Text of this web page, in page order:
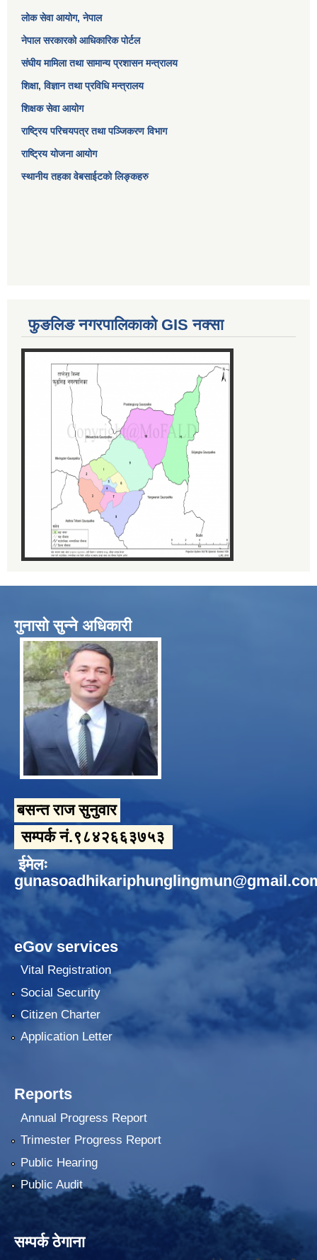
लोक सेवा आयोग, नेपाल
नेपाल सरकारको आधिकारिक पोर्टल
संघीय मामिला तथा सामान्य प्रशासन मन्त्रालय
शिक्षा, विज्ञान तथा प्रविधि मन्त्रालय
शिक्षक सेवा आयोग
राष्ट्रिय परिचयपत्र तथा पञ्जिकरण विभाग
राष्ट्रिय योजना आयोग
स्थानीय तहका वेबसाईटको लिङ्कहरु
फुङलिङ नगरपालिकाको GIS नक्सा
गुनासो सुन्ने अधिकारी
बसन्त राज सुनुवार
सम्पर्क नं.९८४२६६३७५३
ईमेलः
eGov services
Vital Registration
Social Security
Citizen Charter
Application Letter
Reports
Annual Progress Report
Trimester Progress Report
Public Hearing
Public Audit
सम्पर्क ठेगाना